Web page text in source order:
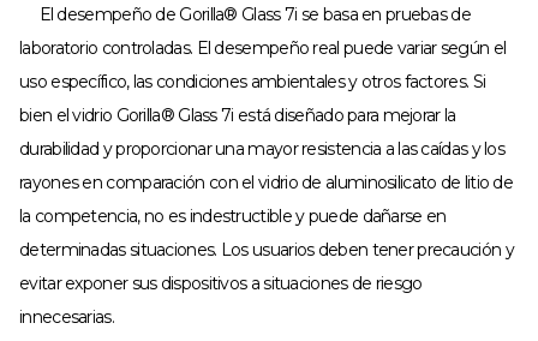
El desempeño de Gorilla® Glass 7i se basa en pruebas de
laboratorio controladas. El desempeño real puede variar según el
uso específico, las condiciones ambientales y otros factores. Si
bien el vidrio Gorilla® Glass 7i está diseñado para mejorar la
durabilidad y proporcionar una mayor resistencia a las caídas y los
rayones en comparación con el vidrio de aluminosilicato de litio de
la competencia, no es indestructible y puede dañarse en
determinadas situaciones. Los usuarios deben tener precaución y
evitar exponer sus dispositivos a situaciones de riesgo
innecesarias.